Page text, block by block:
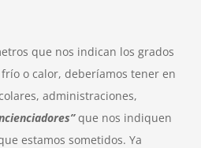
que nos indican los grados
o calor, deberíamos tener en
administraciones,
que nos indiquen
estamos sometidos. Ya